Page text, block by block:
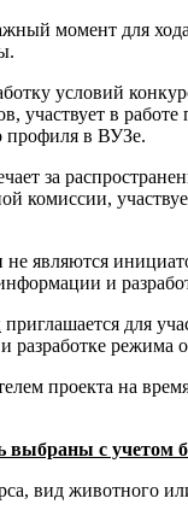
момент для
условий
участвует в
профиля в ВУЗе.
за
комиссии,
не являются
и
приглашается для
режима
проекта на
с учетом
вид животного